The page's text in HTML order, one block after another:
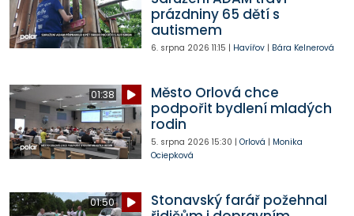
prázdniny 65 dětí s
autismem
6. srpna 2026 11:15 | Havířov| Bára Kelnerová
01:38
Město Orlová chce
podpořit bydlení mladých
rodin
5. srpna 2026 15:30 | Orlová | Monika
Ociepková
01:50
Stonavský farář požehnal